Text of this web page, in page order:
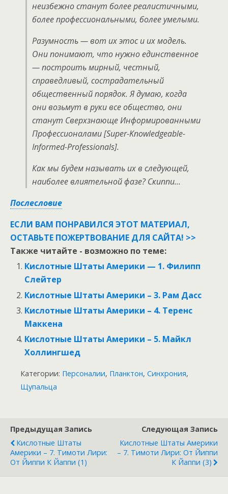
неизбежно станут более реалистичными,
более профессиональными, более умелыми.
Разумность — вот их этос и их модель.
Они понимают, что нужно единственное
— построить мирный, честный,
справедливый, сострадательный
общественный порядок. Я думаю, когда
они возьмут в руки все общество, они
станут Сверхзнающе Информированными
Профессионалами [Super-Knowledgeable-
Informed-Professionals].
Как мы будем называть их в следующей,
наиболее влиятельной фазе? Скиппи…
Послесловие
ЕСЛИ ВАМ ПОНРАВИЛСЯ ЭТОТ МАТЕРИАЛ,
ОСТАВЬТЕ ПОЖЕРТВОВАНИЕ ДЛЯ САЙТА! >>
Также читайте - возможно по теме:
Кислотные Штаты Америки — 1. Филипп
Слейтер
Кислотные Штаты Америки – 3. Рам Дасс
Кислотные Штаты Америки – 4. Теренс
Маккена
Кислотные Штаты Америки – 5. Майкл
Холлингшед
Категории: Персоналии, Планктон, Синхрония,
Щупальца
Предыдущая Запись
Кислотные Штаты
Америки – 7. Тимоти Лири:
От Йиппи К Йаппи (1)
Следующая Запись
Кислотные Штаты Америки
– 7. Тимоти Лири: От Йиппи
К Йаппи (3)